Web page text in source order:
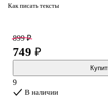
Как писать тексты
сведениям самой школы, 80%
Особенности:
• Книга посвящена двум
вопросам: как определить, что
899 ₽
749 ₽
9
В наличии